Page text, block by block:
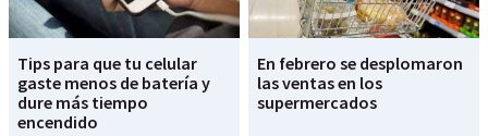
Tips para que tu celular
gaste menos de batería y
dure más tiempo
encendido
En febrero se desplomaron
las ventas en los
supermercados